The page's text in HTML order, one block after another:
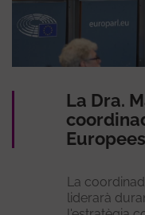
La Dra.
La
liderarà